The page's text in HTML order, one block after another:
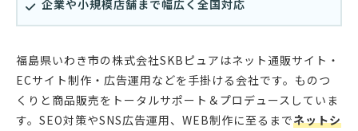
企業や小規模店舗まで幅広く全国対応
福島県いわき市の株式会社SKBピュアはネット通販サイト・
ECサイト制作・広告運用などを手掛ける会社です。ものつ
くりと商品販売をトータルサポート＆プロデュースしていま
す。SEO対策やSNS広告運用、WEB制作に至るまでネットシ